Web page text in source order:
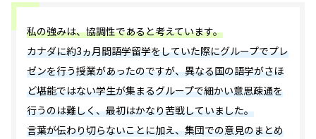
私の強みは、協調性であると考えています。
カナダに約3ヵ月間語学留学をしていた際にグループでプレ
ゼンを行う授業があったのですが、異なる国の語学がさほ
ど堪能ではない学生が集まるグループで細かい意思疎通を
行うのは難しく、最初はかなり苦戦していました。
言葉が伝わり切らないことに加え、集団での意見のまとめ